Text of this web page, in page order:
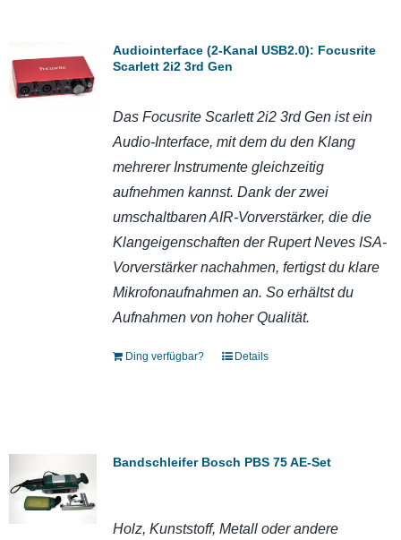
Audiointerface (2-Kanal USB2.0): Focusrite
Scarlett 2i2 3rd Gen
Das Focusrite Scarlett 2i2 3rd Gen ist ein
Audio-Interface, mit dem du den Klang
mehrerer Instrumente gleichzeitig
aufnehmen kannst. Dank der zwei
umschaltbaren AIR-Vorverstärker, die die
Klangeigenschaften der Rupert Neves ISA-
Vorverstärker nachahmen, fertigst du klare
Mikrofonaufnahmen an. So erhältst du
Aufnahmen von hoher Qualität.
Ding verfügbar? Details
Bandschleifer Bosch PBS 75 AE-Set
Holz, Kunststoff, Metall oder andere